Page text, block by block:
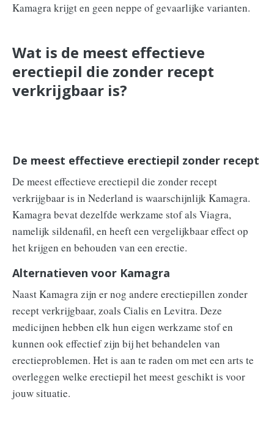
Kamagra krijgt en geen neppe of gevaarlijke varianten.
Wat is de meest effectieve
erectiepil die zonder recept
verkrijgbaar is?
De meest effectieve erectiepil zonder recept
De meest effectieve erectiepil die zonder recept
verkrijgbaar is in Nederland is waarschijnlijk Kamagra.
Kamagra bevat dezelfde werkzame stof als Viagra,
namelijk sildenafil, en heeft een vergelijkbaar effect op
het krijgen en behouden van een erectie.
Alternatieven voor Kamagra
Naast Kamagra zijn er nog andere erectiepillen zonder
recept verkrijgbaar, zoals Cialis en Levitra. Deze
medicijnen hebben elk hun eigen werkzame stof en
kunnen ook effectief zijn bij het behandelen van
erectieproblemen. Het is aan te raden om met een arts te
overleggen welke erectiepil het meest geschikt is voor
jouw situatie.